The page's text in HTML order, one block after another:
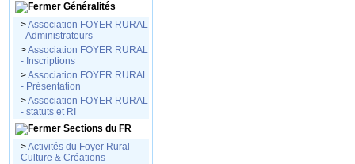
Généralités
>Association FOYER RURAL
- Administrateurs
>Association FOYER RURAL
- Inscriptions
>Association FOYER RURAL
- Présentation
>Association FOYER RURAL
- statuts et RI
Sections du FR
>Activités du Foyer Rural -
Culture & Créations